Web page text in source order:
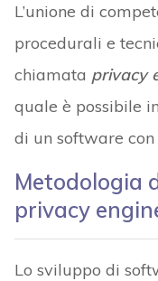
L’unione di
procedurali e
chiamata privacy
quale è possibile
di un software
Metodologia
privacy
Lo sviluppo di